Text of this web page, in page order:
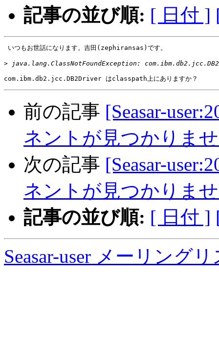
記事の並び順: [ 日付 ]
いつもお世話になります。吉田(zephiransas)です。
>
前の記事 [Seasar-
ネントが見つかりま
次の記事 [Seasar-
ネントが見つかりま
記事の並び順: [ 日付 ]
Seasar-user メーリング